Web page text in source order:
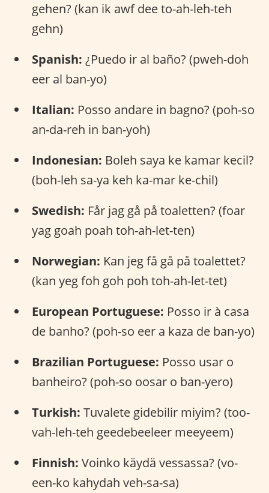
gehen? (kan ik awf dee to-ah-leh-teh
gehn)
Spanish: ¿Puedo ir al baño? (pweh-doh
eer al ban-yo)
Italian: Posso andare in bagno? (poh-so
an-da-reh in ban-yoh)
Indonesian: Boleh saya ke kamar kecil?
(boh-leh sa-ya keh ka-mar ke-chil)
Swedish: Får jag gå på toaletten? (foar
yag goah poah toh-ah-let-ten)
Norwegian: Kan jeg få gå på toalettet?
(kan yeg foh goh poh toh-ah-let-tet)
European Portuguese: Posso ir à casa
de banho? (poh-so eer a kaza de ban-yo)
Brazilian Portuguese: Posso usar o
banheiro? (poh-so oosar o ban-yero)
Turkish: Tuvalete gidebilir miyim? (too-
vah-leh-teh geedebeeleer meeyeem)
Finnish: Voinko käydä vessassa? (vo-
een-ko kahydah veh-sa-sa)